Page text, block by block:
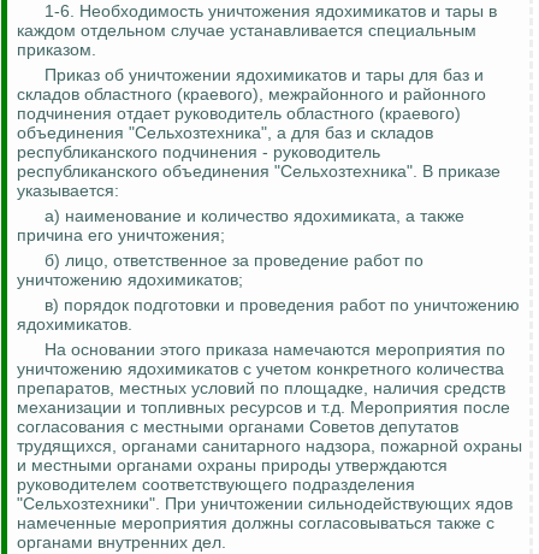
1-6. Необходимость уничтожения ядохимикатов и тары в
каждом отдельном случае устанавливается специальным
приказом.
Приказ об уничтожении ядохимикатов и тары для баз и
складов областного (краевого), межрайонного и районного
подчинения отдает руководитель областного (краевого)
объединения "Сельхозтехника", а для баз и складов
республиканского подчинения - руководитель
республиканского объединения "Сельхозтехника". В приказе
указывается:
а) наименование и количество ядохимиката, а также
причина его уничтожения;
б) лицо, ответственное за проведение работ по
уничтожению ядохимикатов;
в) порядок подготовки и проведения работ по уничтожению
ядохимикатов.
На основании этого приказа намечаются мероприятия по
уничтожению ядохимикатов с учетом конкретного количества
препаратов, местных условий по площадке, наличия средств
механизации и топливных ресурсов и т.д. Мероприятия после
согласования с местными органами Советов депутатов
трудящихся, органами санитарного надзора, пожарной охраны
и местными органами охраны природы утверждаются
руководителем соответствующего подразделения
"Сельхозтехники". При уничтожении сильнодействующих ядов
намеченные мероприятия должны согласовываться также с
органами внутренних дел.